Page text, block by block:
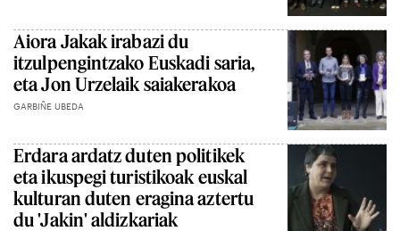
Aiora Jakak irabazi du
itzulpengintzako Euskadi saria,
eta Jon Urzelaik saiakerakoa
GARBIÑE UBEDA
Erdara ardatz duten politikek
eta ikuspegi turistikoak euskal
kulturan duten eragina aztertu
du 'Jakin' aldizkariak